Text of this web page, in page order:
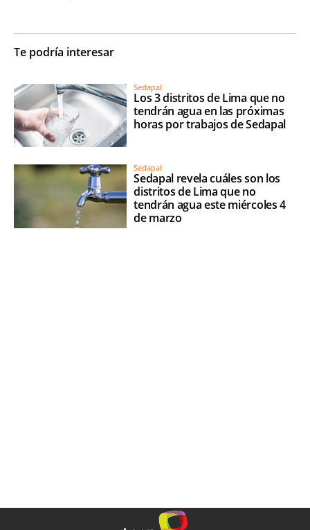
Te podría interesar
Sedapal
Los 3 distritos de Lima que no
tendrán agua en las próximas
horas por trabajos de Sedapal
Sedapal
Sedapal revela cuáles son los
distritos de Lima que no
tendrán agua este miércoles 4
de marzo